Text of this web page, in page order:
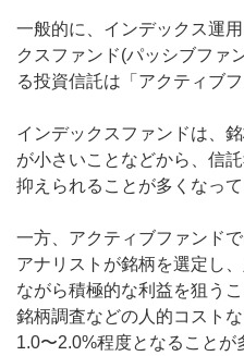
一般的に、インデックス運
クスファンド(パッシブファ
る投資信託は「アクティブ
インデックスファンドは、
が小さいことなどから、信
抑えられることが多くなって
一方、アクティブファンド
アナリストが銘柄を選定し
ながら積極的な利益を狙う
銘柄調査などの人的コスト
1.0〜2.0%程度となることが